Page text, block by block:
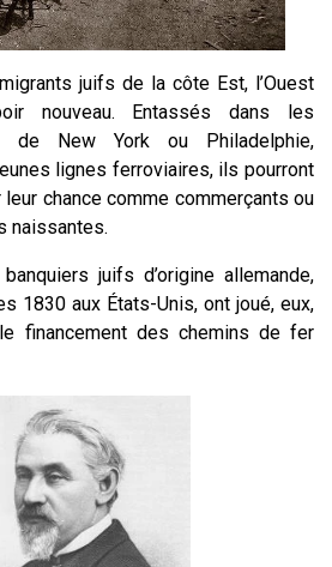
juifs de la côte Est, l’Ouest
nouveau.
Entassés dans
les
de New York ou Philadelphie,
lignes ferroviaires, ils pourront
chance comme commerçants ou
naissantes.
juifs d’origine allemande,
1830 aux États-Unis, ont joué, eux,
financement des chemins de fer